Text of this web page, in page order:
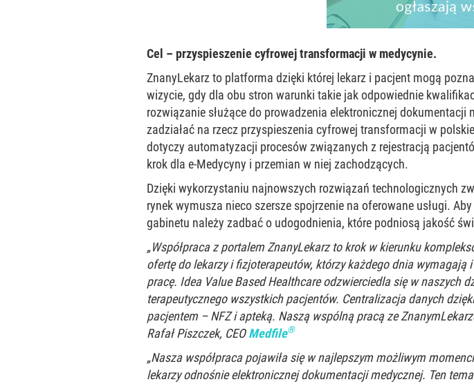
Cel – przyspieszenie cyfrowej transformacji w medycynie.
ZnanyLekarz to platforma dzięki której lekarz i pacjent mogą
wizycie, gdy dla obu stron warunki takie jak odpowiednie
rozwiązanie służące do prowadzenia elektronicznej
zadziałać na rzecz przyspieszenia cyfrowej transformacji w
dotyczy automatyzacji procesów związanych z rejestracją
krok dla e-Medycyny i przemian w niej zachodzących.
Dzięki wykorzystaniu najnowszych rozwiązań technologicznych
rynek wymusza nieco szersze spojrzenie na oferowane usługi.
gabinetu należy zadbać o udogodnienia, które podniosą jakość
„Współpraca z portalem ZnanyLekarz to krok w kierunku
ofertę do lekarzy i fizjoterapeutów, którzy każdego dnia
pracę. Idea Value Based Healthcare odzwierciedla się w naszych
terapeutycznego wszystkich pacjentów. Centralizacja danych
pacjentem – NFZ i apteką. Naszą wspólną pracą ze
Rafał Piszczek, CEOMedfile®
„Nasza współpraca pojawiła się w najlepszym możliwym
lekarzy odnośnie elektronicznej dokumentacji medycznej. Ten